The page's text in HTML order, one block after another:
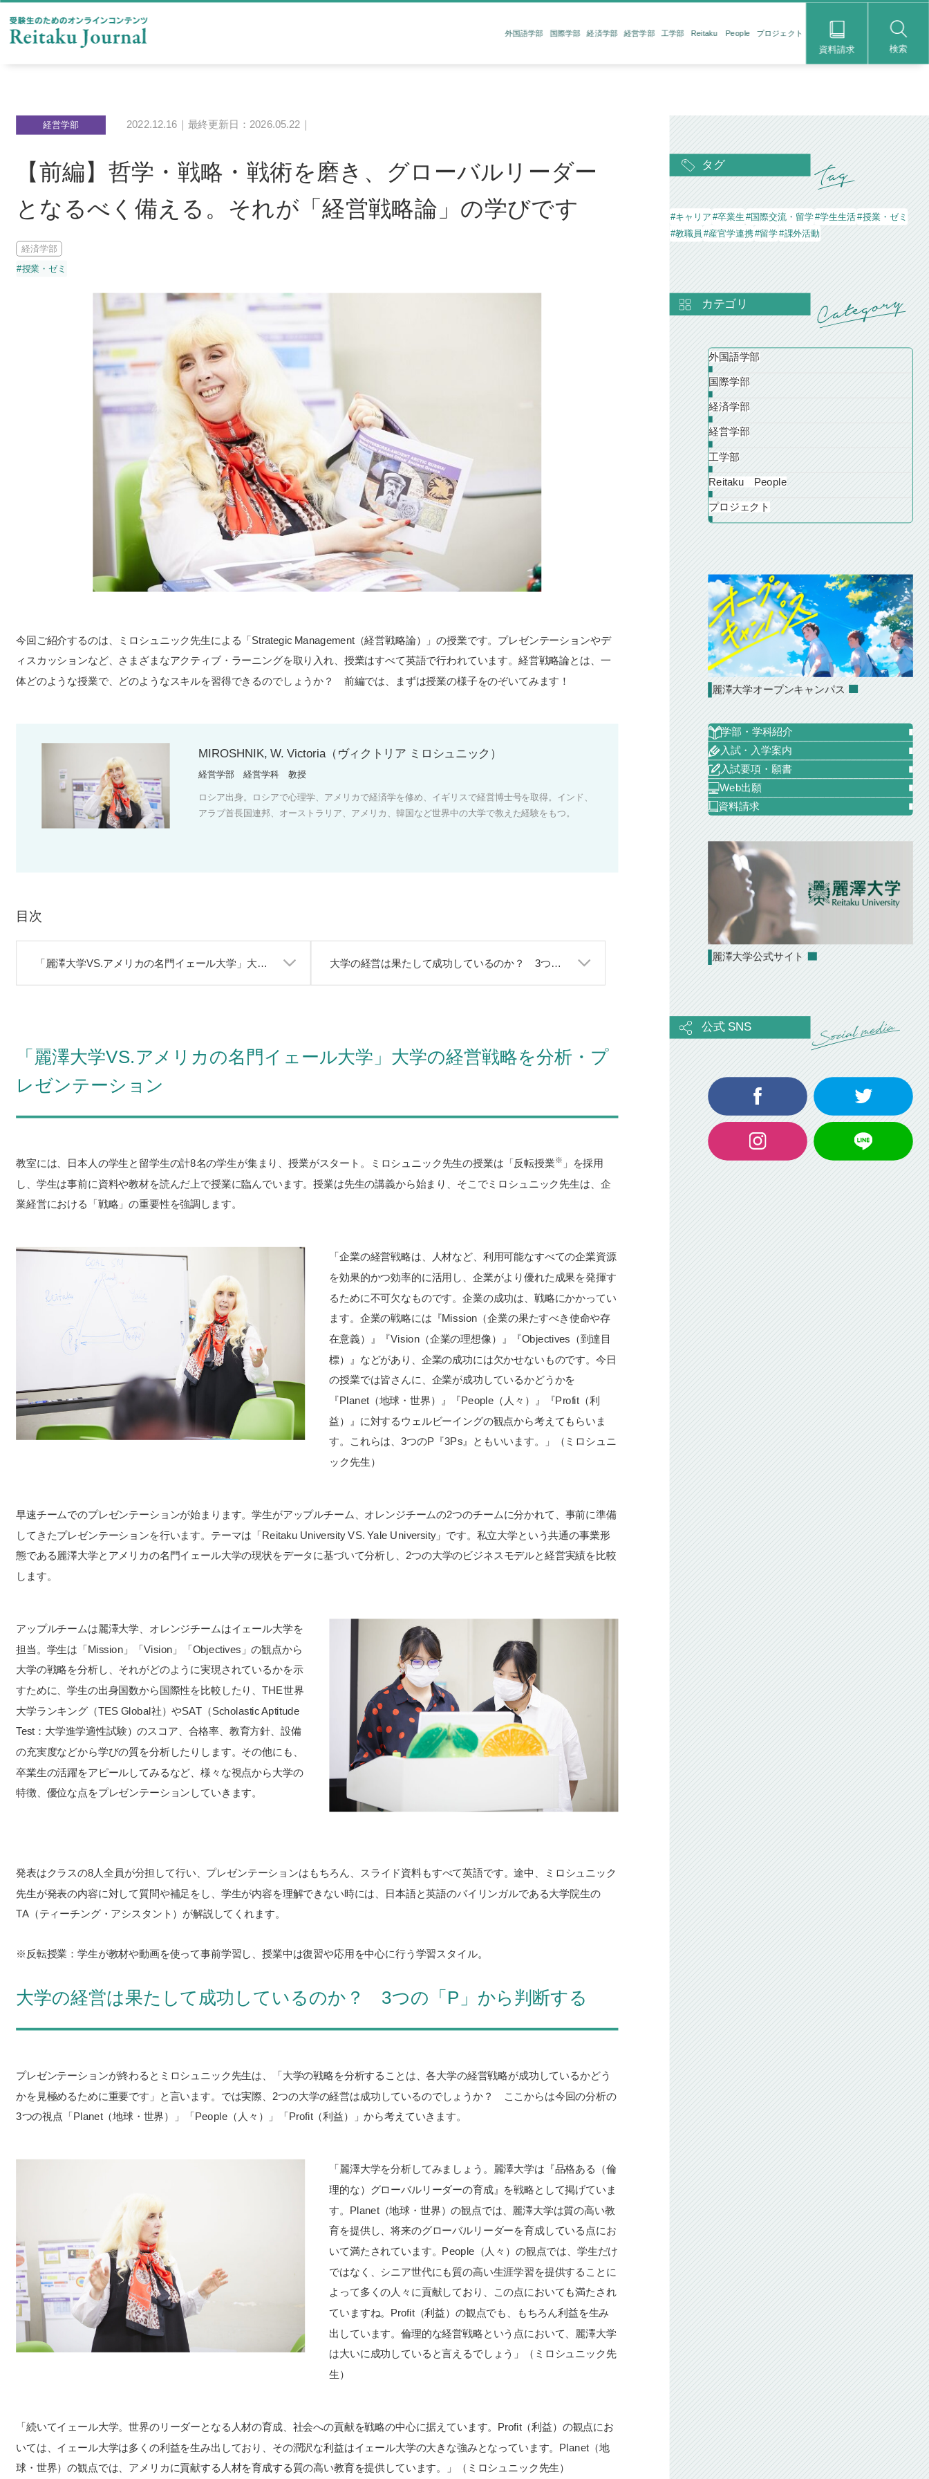
外国語学部 国際学部 経済学部 経営学部 工学部 Reitaku People プロジェクト
資料請求 検索
経営学部 2022.12.16｜最終更新日：2026.05.22｜
【前編】哲学・戦略・戦術を磨き、グローバルリーダー
となるべく備える。それが「経営戦略論」の学びです
経済学部
#授業・ゼミ
今回ご紹介するのは、ミロシュニック先生による「Strategic Management（経営戦略論）」の授業です。プレゼンテーションやデ
ィスカッションなど、さまざまなアクティブ・ラーニングを取り入れ、授業はすべて英語で行われています。経営戦略論とは、一
体どのような授業で、どのようなスキルを習得できるのでしょうか？ 前編では、まずは授業の様子をのぞいてみます！
MIROSHNIK, W. Victoria（ヴィクトリア ミロシュニック）
経営学部 経営学科 教授
ロシア出身。ロシアで心理学、アメリカで経済学を修め、イギリスで経営博士号を取得。インド、
アラブ首長国連邦、オーストラリア、アメリカ、韓国など世界中の大学で教えた経験をもつ。
目次
「麗澤大学VS.アメリカの名門イェール大学」大学の経営戦略を分析・プ
レゼンテーション
教室には、日本人の学生と留学生の計8名の学生が集まり、授業がスタート。ミロシュニック先生の授業は「反転授業※ 」を採用
し、学生は事前に資料や教材を読んだ上で授業に臨んでいます。授業は先生の講義から始まり、そこでミロシュニック先生は、企
業経営における「戦略」の重要性を強調します。
「企業の経営戦略は、人材など、利用可能なすべての企業資源
を効果的かつ効率的に活用し、企業がより優れた成果を発揮す
るために不可欠なものです。企業の成功は、戦略にかかってい
ます。企業の戦略には『Mission（企業の果たすべき使命や存
在意義）』『Vision（企業の理想像）』『Objectives（到達目
標）』などがあり、企業の成功には欠かせないものです。今日
の授業では皆さんに、企業が成功しているかどうかを
『Planet（地球・世界）』『People（人々）』『Profit（利
益）』に対するウェルビーイングの観点から考えてもらいま
す。これらは、3つのP『3Ps』ともいいます。」（ミロシュニ
ック先生）
早速チームでのプレゼンテーションが始まります。学生がアップルチーム、オレンジチームの2つのチームに分かれて、事前に準備
してきたプレゼンテーションを行います。テーマは「Reitaku University VS. Yale University」です。私立大学という共通の事業形
態である麗澤大学とアメリカの名門イェール大学の現状をデータに基づいて分析し、2つの大学のビジネスモデルと経営実績を比較
します。
アップルチームは麗澤大学、オレンジチームはイェール大学を
担当。学生は「Mission」「Vision」「Objectives」の観点から
大学の戦略を分析し、それがどのように実現されているかを示
すために、学生の出身国数から国際性を比較したり、THE世界
大学ランキング（TES Global社）やSAT（Scholastic Aptitude
Test：大学進学適性試験）のスコア、合格率、教育方針、設備
の充実度などから学びの質を分析したりします。その他にも、
卒業生の活躍をアピールしてみるなど、様々な視点から大学の
特徴、優位な点をプレゼンテーションしていきます。
発表はクラスの8人全員が分担して行い、プレゼンテーションはもちろん、スライド資料もすべて英語です。途中、ミロシュニック
先生が発表の内容に対して質問や補足をし、学生が内容を理解できない時には、日本語と英語のバイリンガルである大学院生の
TA（ティーチング・アシスタント）が解説してくれます。
※反転授業：学生が教材や動画を使って事前学習し、授業中は復習や応用を中心に行う学習スタイル。
大学の経営は果たして成功しているのか？ 3つの「P」から判断する
プレゼンテーションが終わるとミロシュニック先生は、「大学の戦略を分析することは、各大学の経営戦略が成功しているかどう
かを見極めるために重要です」と言います。では実際、2つの大学の経営は成功しているのでしょうか？ ここからは今回の分析の
3つの視点「Planet（地球・世界）」「People（人々）」「Profit（利益）」から考えていきます。
「麗澤大学を分析してみましょう。麗澤大学は『品格ある（倫
理的な）グローバルリーダーの育成』を戦略として掲げていま
す。Planet（地球・世界）の観点では、麗澤大学は質の高い教
育を提供し、将来のグローバルリーダーを育成している点にお
いて満たされています。People（人々）の観点では、学生だけ
ではなく、シニア世代にも質の高い生涯学習を提供することに
よって多くの人々に貢献しており、この点においても満たされ
ていますね。Profit（利益）の観点でも、もちろん利益を生み
出しています。倫理的な経営戦略という点において、麗澤大学
は大いに成功していると言えるでしょう」（ミロシュニック先
生）
「続いてイェール大学。世界のリーダーとなる人材の育成、社会への貢献を戦略の中心に据えています。Profit（利益）の観点にお
いては、イェール大学は多くの利益を生み出しており、その潤沢な利益はイェール大学の大きな強みとなっています。Planet（地
球・世界）の観点では、アメリカに貢献する人材を育成する質の高い教育を提供しています。」（ミロシュニック先生）
タグ
#キャリア #卒業生 #国際交流・留学#学生生活#授業・ゼミ
#教職員 #産官学連携#留学#課外活動
カテゴリ
外国語学部
国際学部
経済学部
経営学部
工学部
Reitaku People
プロジェクト
麗澤大学オープンキャンパス
学部・学科紹介
入試・入学案内
入試要項・願書
Web出願
資料請求
麗澤大学公式サイト
公式 SNS